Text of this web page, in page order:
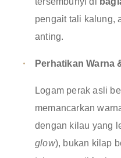
pengait tali kalung,
anting.
Perhatikan Warna
Logam perak asli
memancarkan
dengan kilau yang
glow), bukan kilap